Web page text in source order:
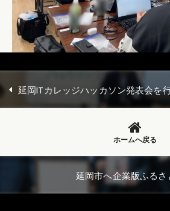
延岡ITカレッジハッカソン発表会を
ホームへ戻る
延岡市へ企業版ふる